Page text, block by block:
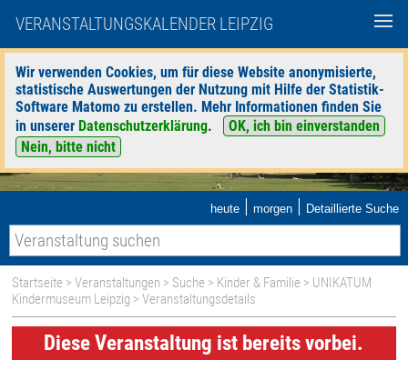
VERANSTALTUNGSKALENDER LEIPZIG
Wir verwenden Cookies, um für diese Website anonymisierte,
statistische Auswertungen der Nutzung mit Hilfe der Statistik-
Software Matomo zu erstellen. Mehr Informationen finden Sie
in unserer Datenschutzerklärung.
OK, ich bin einverstanden
Nein, bitte nicht
heute | morgen | Detaillierte Suche
Startseite >Veranstaltungen > Suche > Kinder & Familie > UNIKATUM
Kindermuseum Leipzig > Veranstaltungsdetails
Diese Veranstaltung ist bereits vorbei.